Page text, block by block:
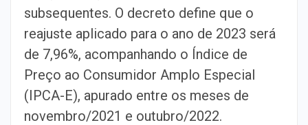
subsequentes. O decreto define que o
reajuste aplicado para o ano de 2023 será
de 7,96%, acompanhando o Índice de
Preço ao Consumidor Amplo Especial
(IPCA-E), apurado entre os meses de
novembro/2021 e outubro/2022.